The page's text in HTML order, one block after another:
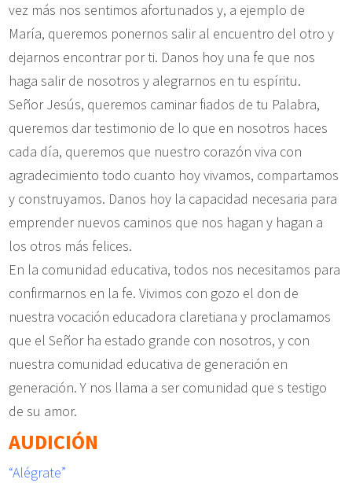
vez más nos sentimos afortunados y, a ejemplo de
María, queremos ponernos salir al encuentro del otro y
dejarnos encontrar por ti. Danos hoy una fe que nos
haga salir de nosotros y alegrarnos en tu espíritu.
Señor Jesús, queremos caminar fiados de tu Palabra,
queremos dar testimonio de lo que en nosotros haces
cada día, queremos que nuestro corazón viva con
agradecimiento todo cuanto hoy vivamos, compartamos
y construyamos. Danos hoy la capacidad necesaria para
emprender nuevos caminos que nos hagan y hagan a
los otros más felices.
En la comunidad educativa, todos nos necesitamos para
confirmarnos en la fe. Vivimos con gozo el don de
nuestra vocación educadora claretiana y proclamamos
que el Señor ha estado grande con nosotros, y con
nuestra comunidad educativa de generación en
generación. Y nos llama a ser comunidad que s testigo
de su amor.
AUDICIÓN
“Alégrate”